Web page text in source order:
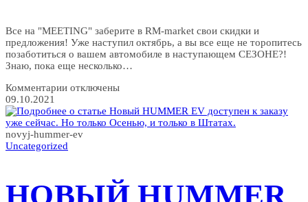
Все на "MEETING" заберите в RM-market свои скидки и
предложения! Уже наступил октябрь, а вы все еще не торопитесь
позаботиться о вашем автомобиле в наступающем СЕЗОНЕ?!
Знаю, пока еще несколько…
Комментариик
Все
на
«MEETING»
заберите
в
свои
скидки
отключены
09.10.2021
novyj-hummer-ev
Uncategorized